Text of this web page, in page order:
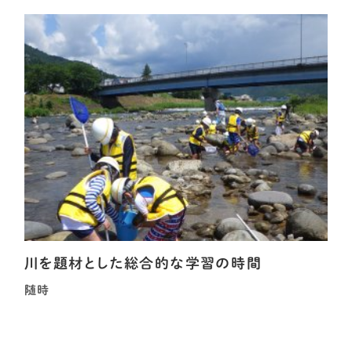
川を題材とした総合的な学習の時間
随時